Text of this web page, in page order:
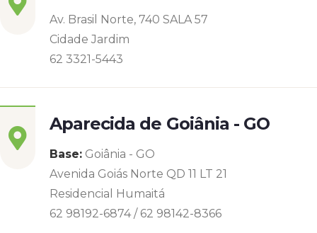
Av. Brasil Norte, 740 SALA 57
Cidade Jardim
62 3321-5443
Aparecida de Goiânia - GO
Base: Goiânia - GO
Avenida Goiás Norte QD 11 LT 21
Residencial Humaitá
62 98192-6874 / 62 98142-8366